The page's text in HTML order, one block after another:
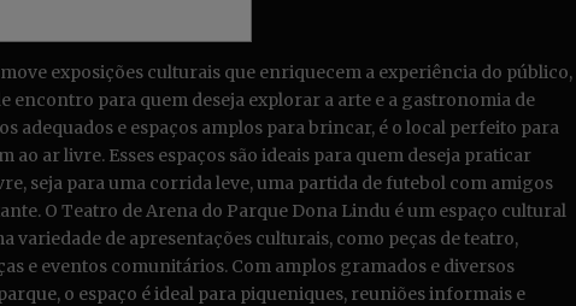
exposições culturais que enriquecem a experiência do público,
encontro para quem deseja explorar a arte e a gastronomia de
adequados e espaços amplos para brincar, é o local perfeito para
ao ar livre. Esses espaços são ideais para quem deseja praticar
seja para uma corrida leve, uma partida de futebol com amigos
O Teatro de Arena do Parque Dona Lindu é um espaço cultural
variedade de apresentações culturais, como peças de teatro,
e eventos comunitários. Com amplos gramados e diversos
o espaço é ideal para piqueniques, reuniões informais e